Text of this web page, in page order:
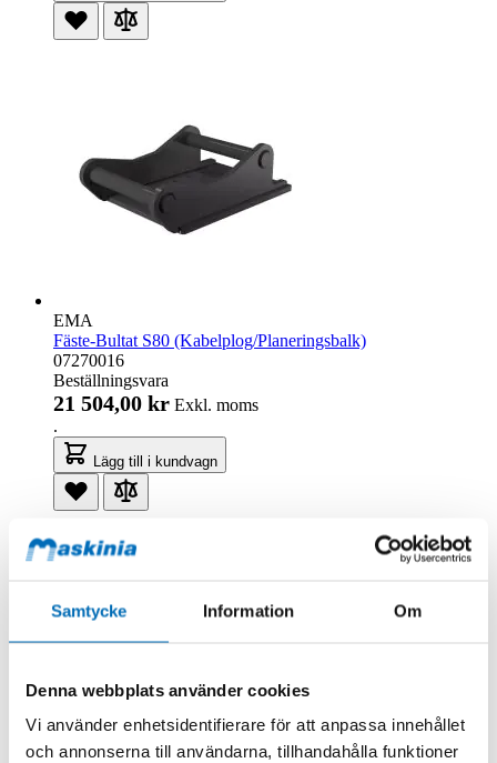
Samtycke Information Om
Denna webbplats använder cookies
Vi använder enhetsidentifierare för att anpassa innehållet
och annonserna till användarna, tillhandahålla funktioner
EMA
Fäste-Bultat S80 (Kabelplog/Planeringsbalk)
07270016
Beställningsvara
21 504,00 kr Exkl. moms
.
Lägg till i kundvagn